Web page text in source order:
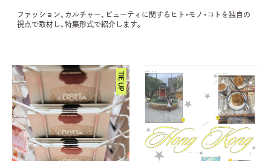
ファッション、カルチャー、ビューティに関するヒト・モノ・コトを独自の
視点で取材し、特集形式で紹介します。